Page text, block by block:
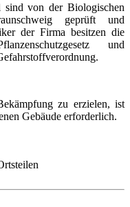
sind von der Biologischen
geprüft und
der Firma besitzen die
und
zu erzielen, ist
Gebäude erforderlich.